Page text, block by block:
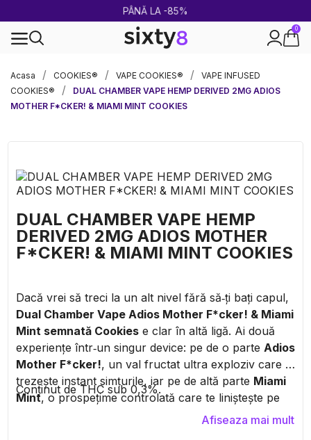
PÂNĂ LA -85%
0
Acasa
COOKIES® VAPE COOKIES®
VAPE INFUSED
COOKIES®
DUAL CHAMBER VAPE HEMP DERIVED 2MG ADIOS
MOTHER F*CKER! & MIAMI MINT COOKIES
DUAL CHAMBER VAPE HEMP
DERIVED 2MG ADIOS MOTHER
F*CKER! & MIAMI MINT COOKIES
Dacă vrei să treci la un alt nivel fără să‑ți bați capul,
Dual Chamber Vape Adios Mother F*cker! & Miami
Mint semnată Cookies e clar în altă ligă. Ai două
experiențe într‑un singur device: pe de o parte Adios
Mother F*cker!, un val fructat ultra exploziv care îți
trezește instant simțurile, iar pe de altă parte Miami
Mint, o prospețime controlată care te liniștește pe
, o referință de top
Conținut de THC sub 0,3%.
Afiseaza mai mult